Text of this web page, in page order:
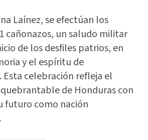
Laínez, se efectúan los
cañonazos, un saludo militar
de los desfiles patrios, en
y el espíritu de
Esta celebración refleja el
de Honduras con
futuro como nación